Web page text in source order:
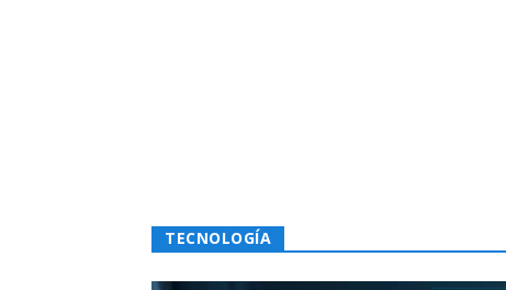
TECNOLOGÍA